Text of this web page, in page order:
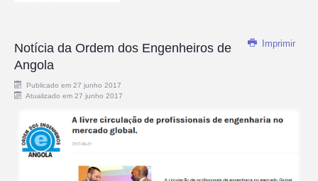
Imprimir
Notícia da Ordem dos Engenheiros de
Angola
Publicado em 27 junho 2017
Atualizado em 27 junho 2017